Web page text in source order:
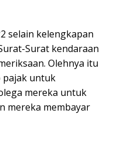
selain kelengkapan
Surat kendaraan
Olehnya itu
pajak untuk
mereka untuk
mereka membayar